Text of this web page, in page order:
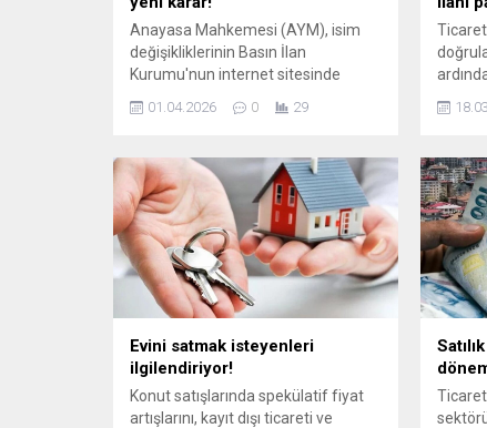
Anayasa Mahkemesi (AYM), isim
değişikliklerinin Basın İlan
Kurumu'nun internet sitesinde
duyurulmasını öngören kanun
hükmünü Anayasa’ya aykırı bularak
karara göre, Küçükçekmece 5.
Asliye Hukuk Mahkemesi, 4721 ...
01.04.2026 0 29
Ticaret
idari
Evini satmak isteyenleri
ilgilendiriyor!
Konut satışlarında spekülatif fiyat
artışlarını, kayıt dışı ticareti ve
Ticaret